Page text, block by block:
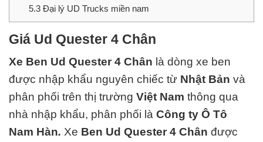
5.3Đại lý UD Trucks miền nam
Giá Ud Quester 4 Chân
Xe Ben Ud Quester 4 Chân là dòng xe ben
được nhập khẩu nguyên chiếc từ Nhật Bản và
phân phối trên thị trường Việt Nam thông qua
nhà nhập khẩu, phân phối là Công ty Ô Tô
Nam Hàn. Xe Ben Ud Quester 4 Chân được